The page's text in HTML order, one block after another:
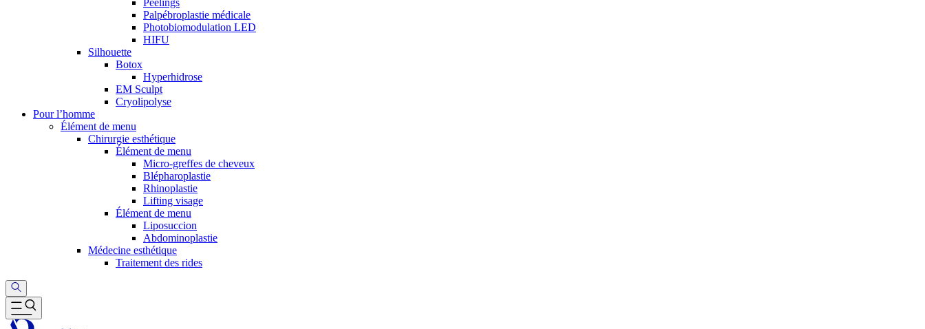
Peelings
Palpébroplastie médicale
Photobiomodulation LED
HIFU
Silhouette
Botox
Hyperhidrose
EM Sculpt
Cryolipolyse
Pour l’homme
Élément de menu
Chirurgie esthétique
Élément de menu
Micro-greffes de cheveux
Blépharoplastie
Rhinoplastie
Lifting visage
Élément de menu
Liposuccion
Abdominoplastie
Médecine esthétique
Traitement des rides